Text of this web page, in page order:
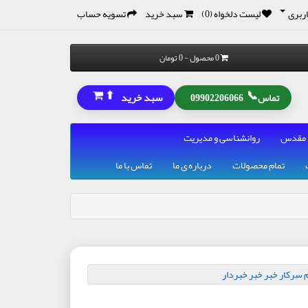
لیست دلخواه (0) سبد خرید تسویه حساب
0 محصول - 0 تومان
تماس📞
09902206066 سبد خرید ⬆
مقدس
روانشناسی و مدیریت
تمام محصولات درباره ی ما تماس با ما